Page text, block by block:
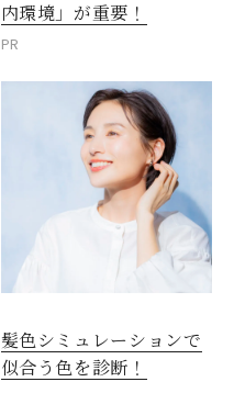
内環境」が重要！
PR
髪色シミュレーションで
似合う色を診断！